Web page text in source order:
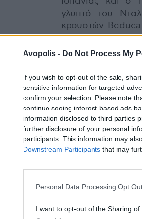
Avopolis - Do Not Process My
If you wish to opt-out of the sale,
sensitive information for targeted
confirm your selection. Please note
continue seeing interest-based ads
information disclosed to third parties
further disclosure of your personal
participants. This information may
Downstream Participants that may
Personal Data Processing Opt
I want to opt-out of the Sharing of
γλυπτό του
κρουστών
συμμετοχή
(εκπληκτικό θα
μάγεψε με την
παρουσία,
μικρόφωνο,
αμέσως. Ένα
φρέσκο, που
Δυστυχώς όμως
βαρύ. Έτσι ο
είπε, ανέλαβε
παρμένη απο το